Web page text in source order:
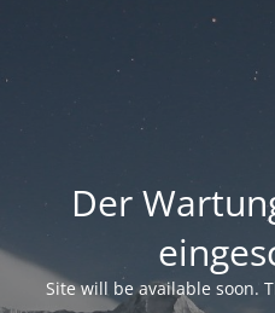
Der
Site will be available soon.